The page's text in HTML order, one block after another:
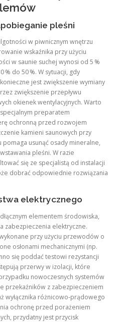
pleśni
w piwnicznym wnętrzu
wskaźnika przy użyciu
w saunie suchej wynosi od 5 %
% do 50 %. W sytuacji, gdy
jest zwiększenie wymiany
zwiększenie przepływu
okienek wentylacyjnych. Warto
preparatem
ochronną przed rozwojem
kamieni saunowych przy
usunąć osady mineralne,
pleśni. W razie
się ze specjalistą od instalacji
dobrać odpowiednie rozwiązania
elektrycznego
elementem środowiska,
zabezpieczenia elektryczne.
przy użyciu przewodów o
osłonami mechanicznymi (np.
się poddać testowi rezystancji
przerwy w izolacji, które
nowoczesnych systemów
przekaźników z zabezpieczeniem
wyłącznika różnicowo‑prądowego
ochronę przed porażeniem
przydatny jest przycisk